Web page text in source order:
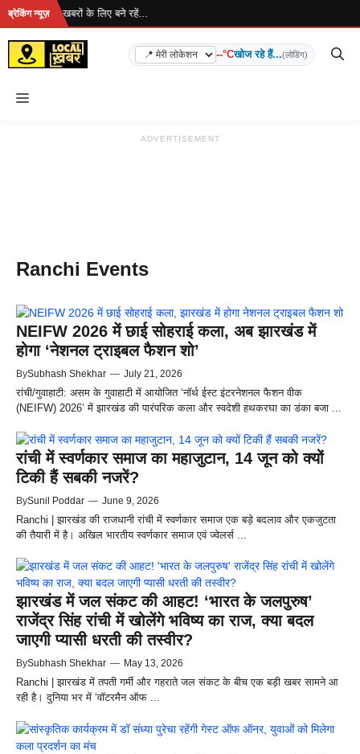
Skip
content
ब्रेकिंग न्यूज़
रहा है... ताज़ा खबरों के लिए बने रहें...
--°Cखोज रहे हैं...(लोडिंग)
Menu
ADVERTISEMENT
Ranchi Events
NEIFW 2026 में छाई सोहराई कला, अब झारखंड में
होगा ‘नेशनल ट्राइबल फैशन शो’
BySubhash Shekhar — July 21, 2026
रांची/गुवाहाटी: असम के गुवाहाटी में आयोजित ‘नॉर्थ ईस्ट इंटरनेशनल फैशन वीक
(NEIFW) 2026’ में झारखंड की पारंपरिक कला और स्वदेशी हथकरघा का डंका बजा ...
रांची में स्वर्णकार समाज का महाजुटान, 14 जून को क्यों
टिकी हैं सबकी नजरें?
BySunil Poddar — June 9, 2026
Ranchi | झारखंड की राजधानी रांची में स्वर्णकार समाज एक बड़े बदलाव और एकजुटता
की तैयारी में है। अखिल भारतीय स्वर्णकार समाज एवं ज्वेलर्स ...
झारखंड में जल संकट की आहट! ‘भारत के जलपुरुष’
राजेंद्र सिंह रांची में खोलेंगे भविष्य का राज, क्या बदल
जाएगी प्यासी धरती की तस्वीर?
BySubhash Shekhar — May 13, 2026
Ranchi | झारखंड में तपती गर्मी और गहराते जल संकट के बीच एक बड़ी खबर सामने आ
रही है। दुनिया भर में ‘वॉटरमैन ऑफ ...